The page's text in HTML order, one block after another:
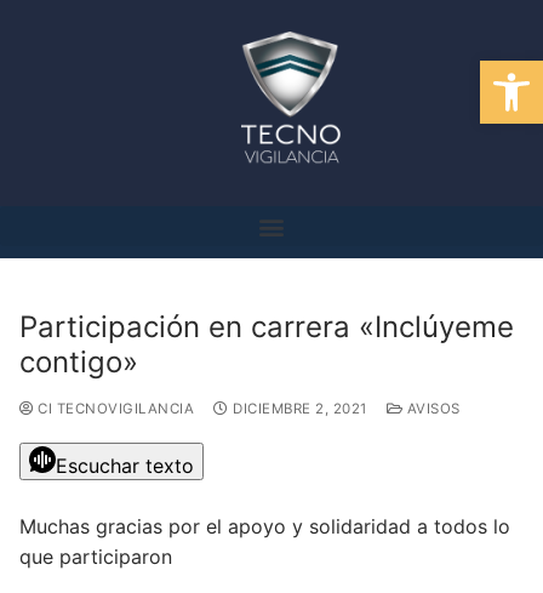
Abrir
Participación en carrera «Inclúyeme
contigo»
CI TECNOVIGILANCIA DICIEMBRE 2, 2021 AVISOS
Escuchar texto
Muchas gracias por el apoyo y solidaridad a todos lo
que participaron